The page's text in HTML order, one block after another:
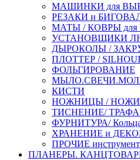
МАШИНКИ для
РЕЗАКИ и
МАТЫ / КОВРЫ для
УСТАНОВЩИКИ
ДЫРОКОЛЫ /
ПЛОТТЕР /
ФОЛЬГИРОВАНИЕ
КИСТИ
НОЖНИЦЫ / НОЖИ
ТИСНЕНИЕ/
ФУРНИТУРА/
ХРАНЕНИЕ и
ПРОЧИЕ
ПЛАНЕРЫ.